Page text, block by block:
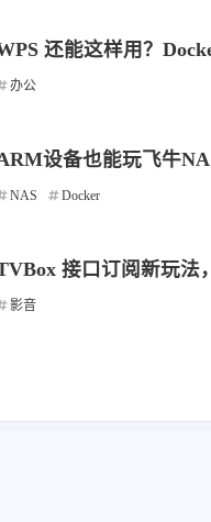
还能这样用？
办公
设备也能玩飞牛
NAS Docker
接口订阅新玩法
影音